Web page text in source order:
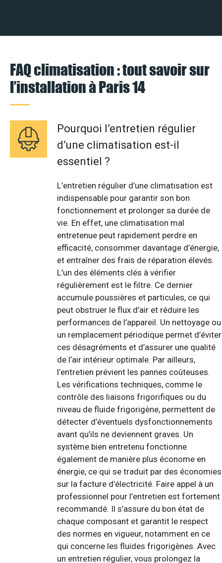
FAQ climatisation : tout savoir sur
l’installation à Paris 14
Pourquoi l’entretien régulier
d’une climatisation est-il
essentiel ?
L’entretien régulier d’une climatisation est
indispensable pour garantir son bon
fonctionnement et prolonger sa durée de
vie. En effet, une climatisation mal
entretenue peut rapidement perdre en
efficacité, consommer davantage d’énergie,
et entraîner des frais de réparation élevés.
L’un des éléments clés à vérifier
régulièrement est le filtre. Ce dernier
accumule poussières et particules, ce qui
peut obstruer le flux d’air et réduire les
performances de l’appareil. Un nettoyage ou
un remplacement périodique permet d’éviter
ces désagréments et d’assurer une qualité
de l’air intérieur optimale. Par ailleurs,
l’entretien prévient les pannes coûteuses.
Les vérifications techniques, comme le
contrôle des liaisons frigorifiques ou du
niveau de fluide frigorigène, permettent de
détecter d’éventuels dysfonctionnements
avant qu’ils ne deviennent graves. Un
système bien entretenu fonctionne
également de manière plus économe en
énergie, ce qui se traduit par des économies
sur la facture d’électricité. Faire appel à un
professionnel pour l’entretien est fortement
recommandé. Il s’assure du bon état de
chaque composant et garantit le respect
des normes en vigueur, notamment en ce
qui concerne les fluides frigorigènes. Avec
un entretien régulier, vous prolongez la